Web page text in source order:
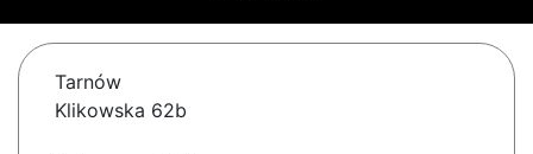
Tarnów
Klikowska 62b